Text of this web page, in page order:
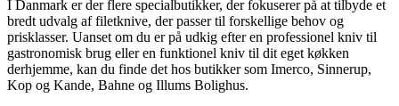
I Danmark er der flere specialbutikker, der fokuserer på at tilbyde et
bredt udvalg af filetknive, der passer til forskellige behov og
prisklasser. Uanset om du er på udkig efter en professionel kniv til
gastronomisk brug eller en funktionel kniv til dit eget køkken
derhjemme, kan du finde det hos butikker som Imerco, Sinnerup,
Kop og Kande, Bahne og Illums Bolighus.